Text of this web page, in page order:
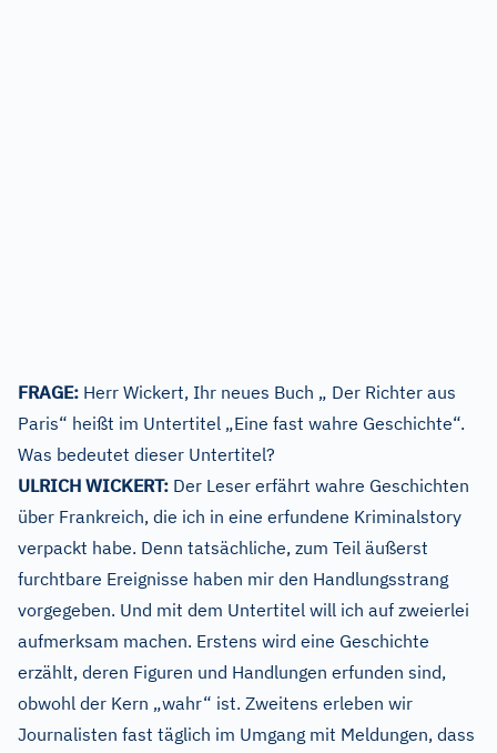
FRAGE: Herr Wickert, Ihr neues Buch „ Der Richter aus
Paris“ heißt im Untertitel „Eine fast wahre Geschichte“.
Was bedeutet dieser Untertitel?
ULRICH WICKERT: Der Leser erfährt wahre Geschichten
über Frankreich, die ich in eine erfundene Kriminalstory
verpackt habe. Denn tatsächliche, zum Teil äußerst
furchtbare Ereignisse haben mir den Handlungsstrang
vorgegeben. Und mit dem Untertitel will ich auf zweierlei
aufmerksam machen. Erstens wird eine Geschichte
erzählt, deren Figuren und Handlungen erfunden sind,
obwohl der Kern „wahr“ ist. Zweitens erleben wir
Journalisten fast täglich im Umgang mit Meldungen, dass